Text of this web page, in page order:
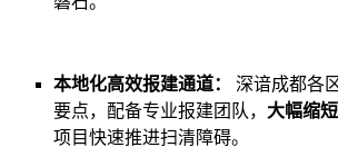
本地化高效报建通道：
深谙成都各
要点，配备专业报建团队， 大幅缩
项目快速推进扫清障碍。